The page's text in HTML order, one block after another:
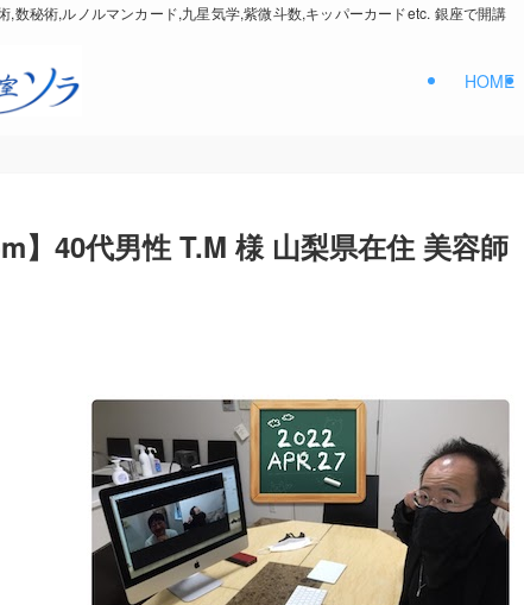
,数秘術,ルノルマンカード,九星気学,紫微斗数,キッパーカードetc. 銀座で開講
HOME
】40代男性 T.M 様 山梨県在住 美容師